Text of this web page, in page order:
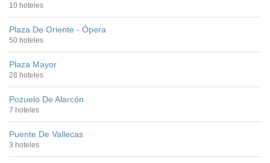
10 hoteles
Plaza De Oriente - Ópera
50 hoteles
Plaza Mayor
28 hoteles
Pozuelo De Alarcón
7 hoteles
Puente De Vallecas
3 hoteles